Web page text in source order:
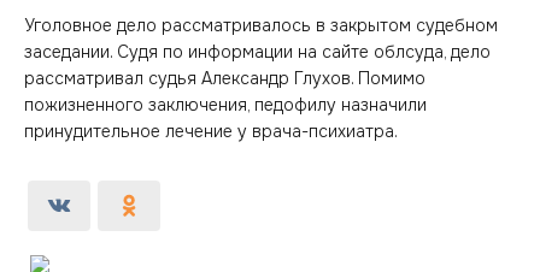
Уголовное дело рассматривалось в закрытом судебном
заседании. Судя по информации на сайте облсуда, дело
рассматривал судья Александр Глухов. Помимо
пожизненного заключения, педофилу назначили
принудительное лечение у врача-психиатра.